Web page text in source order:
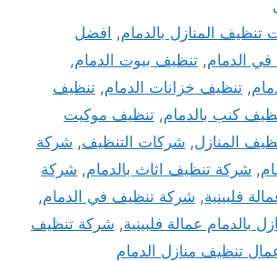
تنظيف المنازل بالدمام, افضل
الدمام, تنظيف بيوت الدمام,
, تنظيف خزانات الدمام, تنظيف
كنب بالدمام, تنظيف موكيت
المنازل, شركات التنظيف, شركة
, شركة تنظيف اثاث بالدمام, شركة
فلبينية, شركة تنظيف في الدمام,
بالدمام عمالة فلبينية, شركة تنظيف
تنظيف منازل الدمام